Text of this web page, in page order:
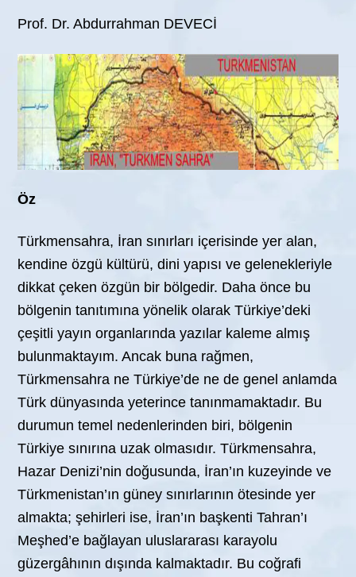
Öz
Türkmensahra, İran sınırları içerisinde yer alan,
kendine özgü kültürü, dini yapısı ve gelenekleriyle
dikkat çeken özgün bir bölgedir. Daha önce bu
bölgenin tanıtımına yönelik olarak Türkiye’deki
çeşitli yayın organlarında yazılar kaleme almış
bulunmaktayım. Ancak buna rağmen,
Türkmensahra ne Türkiye’de ne de genel anlamda
Türk dünyasında yeterince tanınmamaktadır. Bu
durumun temel nedenlerinden biri, bölgenin
Türkiye sınırına uzak olmasıdır. Türkmensahra,
Hazar Denizi’nin doğusunda, İran’ın kuzeyinde ve
Türkmenistan’ın güney sınırlarının ötesinde yer
almakta; şehirleri ise, İran’ın başkenti Tahran’ı
Meşhed’e bağlayan uluslararası karayolu
güzergâhının dışında kalmaktadır. Bu coğrafi